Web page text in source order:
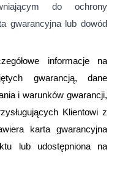
do ochrony
gwarancyjna lub dowód
informacje na
gwarancją, dane
i warunków gwarancji,
Klientowi z
karta gwarancyjna
lub udostępniona na